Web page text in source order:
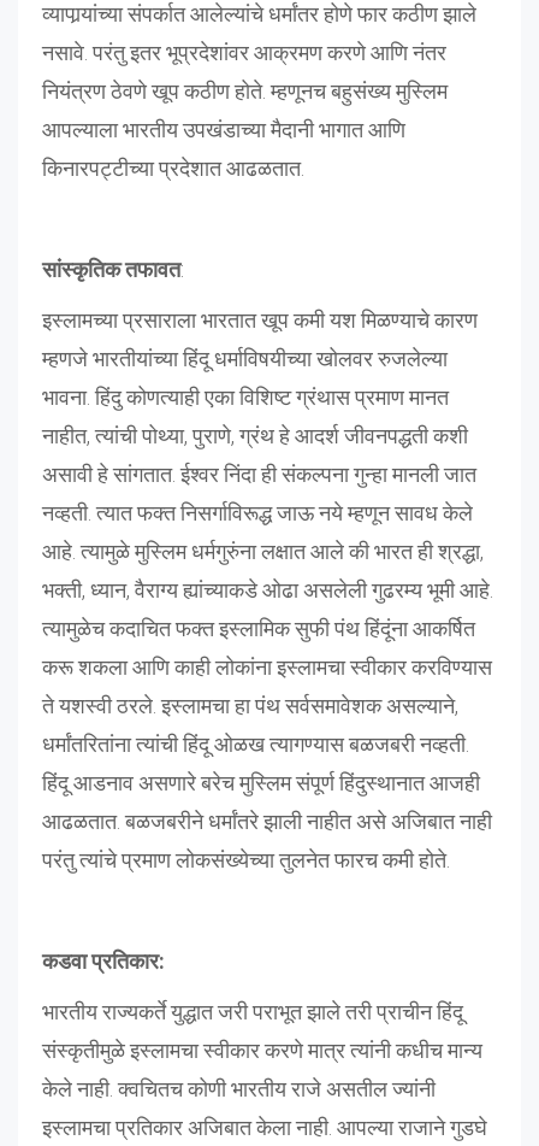
व्यापार्‍यांच्या संपर्कात आलेल्यांचे धर्मांतर होणे फार कठीण झाले
नसावे. परंतु इतर भूप्रदेशांवर आक्रमण करणे आणि नंतर
नियंत्रण ठेवणे खूप कठीण होते. म्हणूनच बहुसंख्य मुस्लिम
आपल्याला भारतीय उपखंडाच्या मैदानी भागात आणि
किनारपट्टीच्या प्रदेशात आढळतात.
सांस्कृतिक तफावत:
इस्लामच्या प्रसाराला भारतात खूप कमी यश मिळण्याचे कारण
म्हणजे भारतीयांच्या हिंदू धर्माविषयीच्या खोलवर रुजलेल्या
भावना. हिंदु कोणत्याही एका विशिष्ट ग्रंथास प्रमाण मानत
नाहीत, त्यांची पोथ्या, पुराणे, ग्रंथ हे आदर्श जीवनपद्धती कशी
असावी हे सांगतात. ईश्वर निंदा ही संकल्पना गुन्हा मानली जात
नव्हती. त्यात फक्त निसर्गाविरूद्ध जाऊ नये म्हणून सावध केले
आहे. त्यामुळे मुस्लिम धर्मगुरुंना लक्षात आले की भारत ही श्रद्धा,
भक्ती, ध्यान, वैराग्य ह्यांच्याकडे ओढा असलेली गुढरम्य भूमी आहे.
त्यामुळेच कदाचित फक्त इस्लामिक सुफी पंथ हिंदूंना आकर्षित
करू शकला आणि काही लोकांना इस्लामचा स्वीकार करविण्यास
ते यशस्वी ठरले. इस्लामचा हा पंथ सर्वसमावेशक असल्याने,
धर्मांतरितांना त्यांची हिंदू ओळख त्यागण्यास बळजबरी नव्हती.
हिंदू आडनाव असणारे बरेच मुस्लिम संपूर्ण हिंदुस्थानात आजही
आढळतात. बळजबरीने धर्मांतरे झाली नाहीत असे अजिबात नाही
परंतु त्यांचे प्रमाण लोकसंख्येच्या तुलनेत फारच कमी होते.
कडवा प्रतिकार:
भारतीय राज्यकर्ते युद्धात जरी पराभूत झाले तरी प्राचीन हिंदू
संस्कृतीमुळे इस्लामचा स्वीकार करणे मात्र त्यांनी कधीच मान्य
केले नाही. क्वचितच कोणी भारतीय राजे असतील ज्यांनी
इस्लामचा प्रतिकार अजिबात केला नाही. आपल्या राजाने गुडघे